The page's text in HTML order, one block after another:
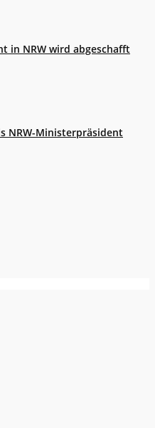
in NRW wird abgeschafft
NRW-Ministerpräsident